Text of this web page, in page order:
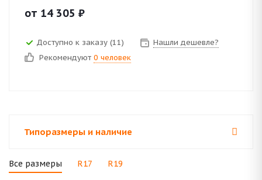
от 14 305 ₽
Доступно к заказу (11)
Нашли дешевле?
Рекомендуют 0 человек
Типоразмеры и наличие
Все размеры R17 R19